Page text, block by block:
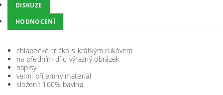
DISKUZE
HODNOCENÍ
chlapecké tričko s krátkým rukávem
na předním dílu výrazný obrázek
nápisy
velmi příjemný materiál
složení: 100% bavlna